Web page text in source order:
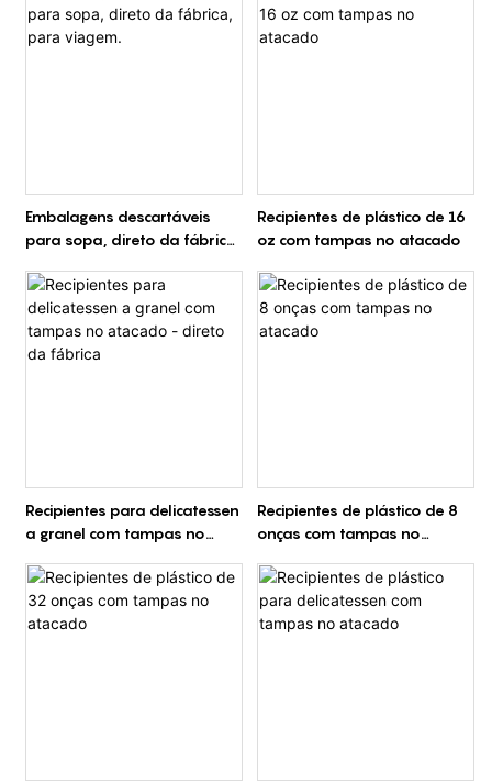
Embalagens descartáveis ​​
para sopa, direto da fábrica,
Recipientes de plástico de 16
oz com tampas no atacado
Recipientes para delicatessen
a granel com tampas no
Recipientes de plástico de 8
onças com tampas no